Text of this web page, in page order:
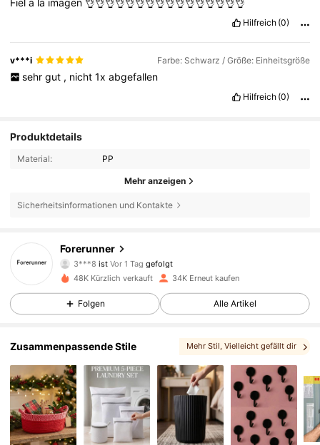
Hilfreich (0)
v***i Farbe: Schwarz / Größe: Einheitsgröße
sehr gut , nicht 1x abgefallen
Hilfreich (0)
Produktdetails
Material: PP
Mehr anzeigen
Sicherheitsinformationen und Kontakte
Forerunner
4,85
4.6K Follower
4,85 4.6K Follower
4.6K Follower
4,85 4.6K Follower
4,85 4.6K Follower
48K Kürzlich verkauft 34K Erneut kaufen
Folgen Alle Artikel
Zusammenpassende Stile Mehr Stil , Vielleicht gefällt dir